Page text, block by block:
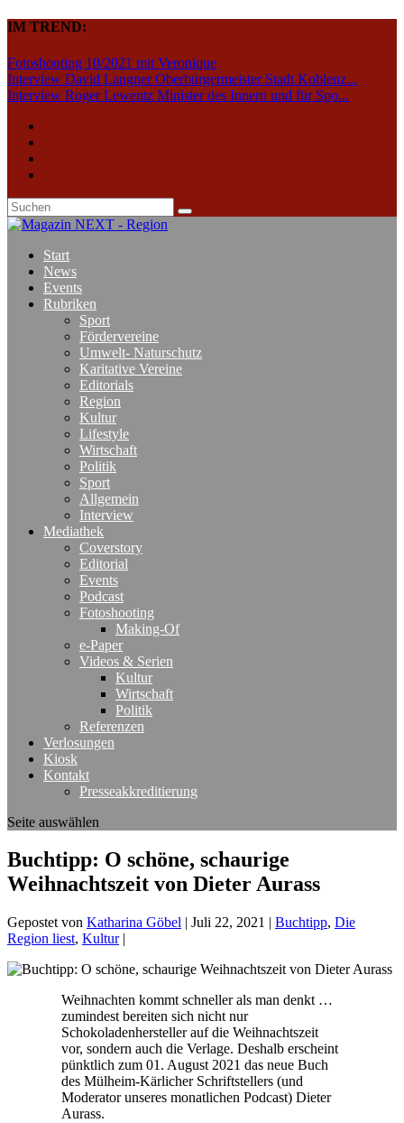
IM TREND:
Fotoshooting 10/2021 mit Veronique
Interview David Langner Oberbürgermeister Stadt Koblenz...
Interview Roger Lewentz Minister des Innern und für Spo...
Start
News
Events
Rubriken
Sport
Fördervereine
Umwelt- Naturschutz
Karitative Vereine
Editorials
Region
Kultur
Lifestyle
Wirtschaft
Politik
Sport
Allgemein
Interview
Mediathek
Coverstory
Editorial
Events
Podcast
Fotoshooting
Making-Of
e-Paper
Videos & Serien
Kultur
Wirtschaft
Politik
Referenzen
Verlosungen
Kiosk
Kontakt
Presseakkreditierung
Seite auswählen
Buchtipp: O schöne, schaurige
Weihnachtszeit von Dieter Aurass
Gepostet von Katharina Göbel | Juli 22, 2021 | Buchtipp, Die
Region liest, Kultur|
Weihnachten kommt schneller als man denkt …
zumindest bereiten sich nicht nur
Schokoladenhersteller auf die Weihnachtszeit
vor, sondern auch die Verlage. Deshalb erscheint
pünktlich zum 01. August 2021 das neue Buch
des Mülheim-Kärlicher Schriftstellers (und
Moderator unseres monatlichen Podcast) Dieter
Aurass.